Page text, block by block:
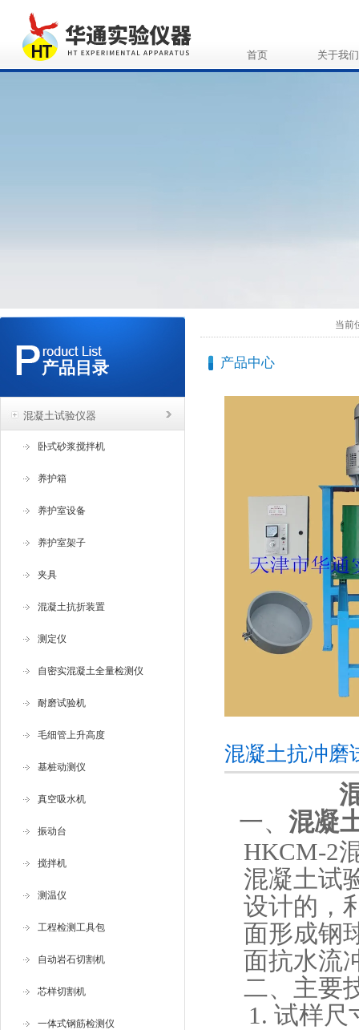
首页 关于我们
产品目录
混凝土试验仪器
卧式砂浆搅拌机
养护箱
养护室设备
养护室架子
夹具
混凝土抗折装置
测定仪
自密实混凝土全量检测仪
耐磨试验机
毛细管上升高度
基桩动测仪
真空吸水机
振动台
搅拌机
测温仪
工程检测工具包
自动岩石切割机
芯样切割机
一体式钢筋检测仪
当前
产品中心
混凝土抗冲磨
一、 混凝
HKCM-2
混凝土试
设计的，
面形成钢
面抗水流
二、 主要
1. 试样